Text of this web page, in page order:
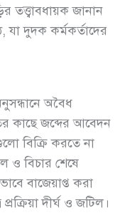
তত্ত্বাবধায়ক জানান
যা দুদক কর্মকর্তাদের
অবৈধ
কাছে জব্দের আবেদন
বিক্রি করতে না
ও বিচার শেষে
বাজেয়াপ্ত করা
দীর্ঘ ও জটিল।